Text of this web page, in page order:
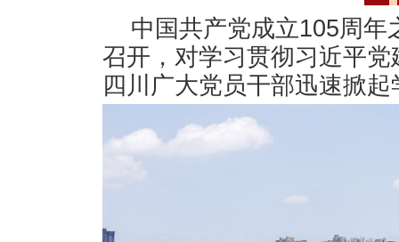
中国共产党成立105周年
召开，对学习贯彻习近平
四川广大党员干部迅速掀